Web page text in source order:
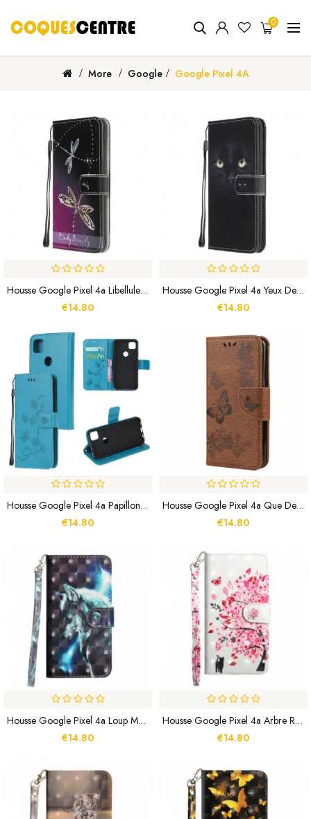
0
More Google Google Pixel 4A
Housse Google Pixel 4a Libellules À Lanière
€14.80
Housse Google Pixel 4a Yeux De Chat Noir À Lanière
€14.80
Housse Google Pixel 4a Papillons Et Fleurs
€14.80
Housse Google Pixel 4a Que Des Papillons Avec Lanière
€14.80
Housse Google Pixel 4a Loup Majestueux
€14.80
Housse Google Pixel 4a Arbre Rose
€14.80